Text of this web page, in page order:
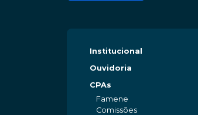
Institucional
Ouvidoria
CPAs
Famene
Comissões